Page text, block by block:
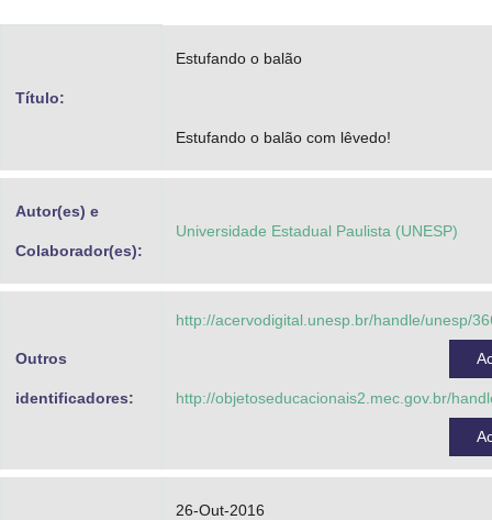
Título:
Estufando o balão
Estufando o balão com lêvedo!
Autor(es) e
Colaborador(es):
Universidade Estadual Paulista (UNESP)
Outros
identificadores:
http://acervodigital.unesp.br/handle/unesp/
http://objetoseducacionais2.mec.gov.br/
26-Out-2016